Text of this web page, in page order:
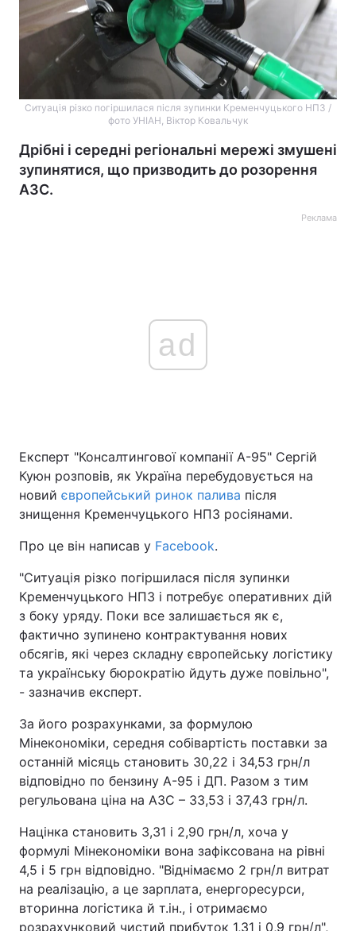
Ситуація різко погіршилася після зупинки Кременчуцького НПЗ /
фото УНІАН, Віктор Ковальчук
Дрібні і середні регіональні мережі змушені
зупинятися, що призводить до розорення
АЗС.
Реклама
ad
Експерт "Консалтингової компанії А-95" Сергій
Куюн розповів, як Україна перебудовується на
новий європейський ринок палива після
знищення Кременчуцького НПЗ росіянами.
Про це він написав у Facebook.
"Ситуація різко погіршилася після зупинки
Кременчуцького НПЗ і потребує оперативних дій
з боку уряду. Поки все залишається як є,
фактично зупинено контрактування нових
обсягів, які через складну європейську логістику
та українську бюрократію йдуть дуже повільно",
- зазначив експерт.
За його розрахунками, за формулою
Мінекономіки, середня собівартість поставки за
останній місяць становить 30,22 і 34,53 грн/л
відповідно по бензину А-95 і ДП. Разом з тим
регульована ціна на АЗС – 33,53 і 37,43 грн/л.
Націнка становить 3,31 і 2,90 грн/л, хоча у
формулі Мінекономіки вона зафіксована на рівні
4,5 і 5 грн відповідно. "Віднімаємо 2 грн/л витрат
на реалізацію, а це зарплата, енергоресурси,
вторинна логістика й т.ін., і отримаємо
розрахунковий чистий прибуток 1,31 і 0,9 грн/л",